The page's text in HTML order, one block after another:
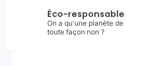
Éco-responsable
On a qu'une planète de
toute façon non ?